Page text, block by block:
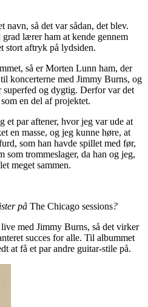
navn, så det var sådan, det blev.
lærer ham at kende gennem
stort aftryk på lydsiden.
så er Morten Lunn ham, der
koncerterne med Jimmy Burns, og
superfed og dygtig. Derfor var det
en del af projektet.
et par aftener, hvor jeg var ude at
en masse, og jeg kunne høre, at
som han havde spillet med før,
som trommeslager, da han og jeg,
meget sammen.
på The Chicago sessions?
med Jimmy Burns, så det virker
succes for alle. Til albummet
at få et par andre guitar-stile på.